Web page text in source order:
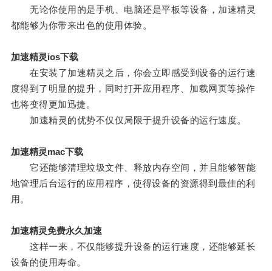
无论你使用的是手机、电脑还是平板等设备，加速精灵
都能够为你带来出色的使用体验。
加速精灵ios下载
在安装了加速精灵之后，你会立即感受到设备的运行速
度得到了明显的提升，同时打开应用程序、加载网页等操作
也将变得更加迅捷。
加速精灵的优势不仅仅局限于提升设备的运行速度。
加速精灵mac下载
它还能够清理垃圾文件、释放内存空间，并且能够智能
地管理后台运行的应用程序，使得设备的资源得到最佳的利
用。
加速精灵免费永久加速
这样一来，不仅能够提升设备的运行速度，还能够延长
设备的使用寿命。